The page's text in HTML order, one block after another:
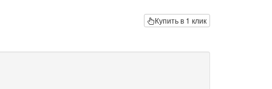
Купить в 1 клик